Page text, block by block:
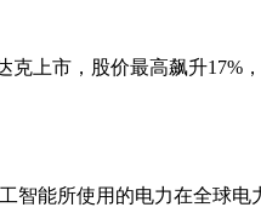
上市，股价最高飙升17%
智能所使用的电力在全球